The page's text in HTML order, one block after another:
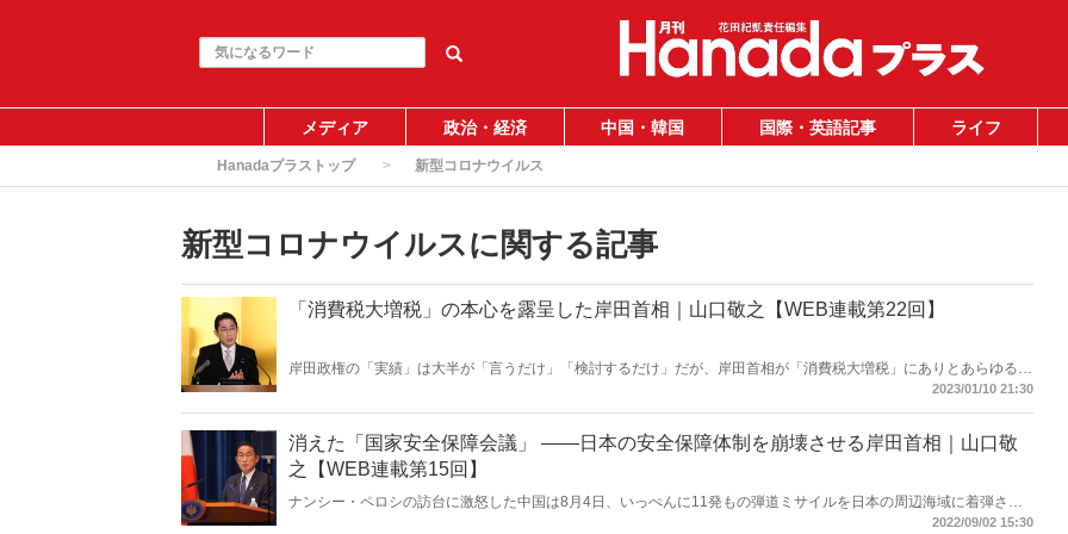
メディア 政治・経済 中国・韓国 国際・英語記事 ライフ
Hanadaプラストップ 新型コロナウイルス
新型コロナウイルスに関する記事
「消費税大増税」の本心を露呈した岸田首相｜山口敬之【WEB連載第22回】
岸田政権の「実績」は大半が「言うだけ」「検討するだけ」だが、岸田首相が「消費税大増税」にありとあらゆる手
段を講じて邁進する腹づもりであることが年頭記者会見で露呈した――。（サムネイルは首相官邸HP）2023/01/10 21:30
消えた「国家安全保障会議」 ――日本の安全保障体制を崩壊させる岸田首相｜山口敬
之【WEB連載第15回】
ナンシー・ペロシの訪台に激怒した中国は8月4日、いっぺんに11発もの弾道ミサイルを日本の周辺海域に着弾させ
た。このうち5発は与那国島の西側上空を飛び越えて日本のEEZ内に着弾。ところが、岸田首相はこの中国による露
2022/09/02 15:30